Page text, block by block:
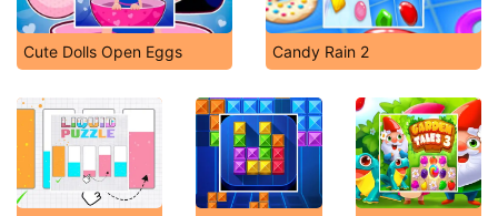
Cute Dolls Open Eggs Candy Rain 2